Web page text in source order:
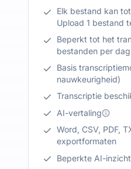
Elk bestand kan
Upload 1 bestand
Beperkt tot het
bestanden per dag
Basis
nauwkeurigheid)
Transcriptie
AI-vertaling
Word, CSV, PDF,
exportformaten
Beperkte AI-